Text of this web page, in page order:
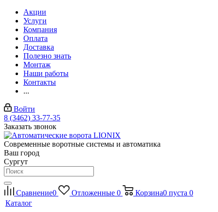
Акции
Услуги
Компания
Оплата
Доставка
Полезно знать
Монтаж
Наши работы
Контакты
...
Войти
8 (3462) 33-77-35
Заказать звонок
Современные воротные системы и автоматика
Ваш город
Сургут
Сравнение0 Отложенные 0 Корзина0 пуста 0
Каталог